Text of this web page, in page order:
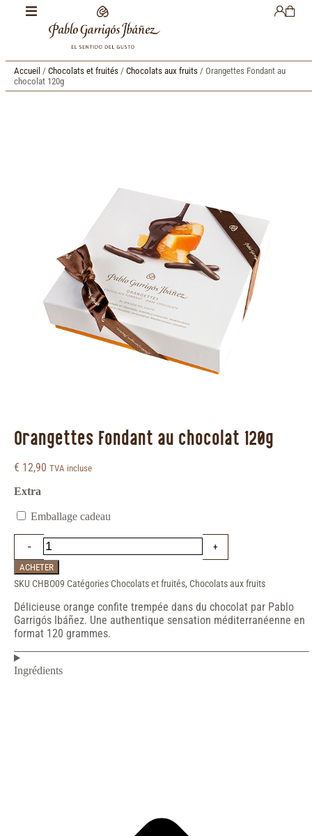
Accueil / Chocolats et fruités / Chocolats aux fruits / Orangettes Fondant au
chocolat 120g
Orangettes Fondant au chocolat 120g
€ 12,90 TVA incluse
Extra
Emballage cadeau
ACHETER
SKU CHBO09 Catégories Chocolats et fruités, Chocolats aux fruits
Délicieuse orange confite trempée dans du chocolat par Pablo
Garrigós Ibáñez. Une authentique sensation méditerranéenne en
format 120 grammes.
Ingrédients